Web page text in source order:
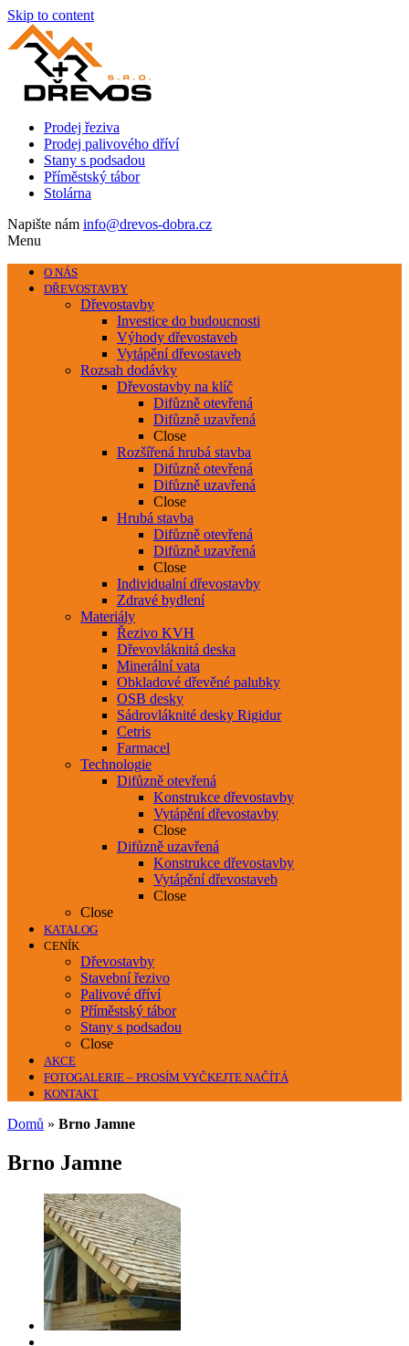
Skip to content
Prodej řeziva
Prodej palivového dříví
Stany s podsadou
Příměstský tábor
Stolárna
Napište nám info@drevos-dobra.cz
Menu
O NÁS
DŘEVOSTAVBY
Dřevostavby
Investice do budoucnosti
Výhody dřevostaveb
Vytápění dřevostaveb
Rozsah dodávky
Dřevostavby na klíč
Difůzně otevřená
Difůzně uzavřená
Close
Rozšířená hrubá stavba
Difůzně otevřená
Difůzně uzavřená
Close
Hrubá stavba
Difůzně otevřená
Difůzně uzavřená
Close
Individualní dřevostavby
Zdravé bydlení
Materiály
Řezivo KVH
Dřevovláknitá deska
Minerální vata
Obkladové dřevěné palubky
OSB desky
Sádrovláknité desky Rigidur
Cetris
Farmacel
Technologie
Difůzně otevřená
Konstrukce dřevostavby
Vytápění dřevostavby
Close
Difůzně uzavřená
Konstrukce dřevostavby
Vytápění dřevostaveb
Close
Close
KATALOG
CENÍK
Dřevostavby
Stavební řezivo
Palivové dříví
Příměstský tábor
Stany s podsadou
Close
AKCE
FOTOGALERIE – PROSÍM VYČKEJTE NAČÍTÁ
KONTAKT
Domů » Brno Jamne
Brno Jamne